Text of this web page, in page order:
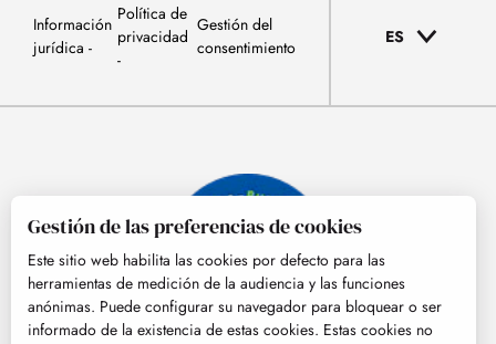
Información
jurídica
Política de
privacidad
Gestión del
consentimiento
ES
Gestión de las preferencias de cookies
Este sitio web habilita las cookies por defecto para las
herramientas de medición de la audiencia y las funciones
anónimas. Puede configurar su navegador para bloquear o ser
informado de la existencia de estas cookies. Estas cookies no